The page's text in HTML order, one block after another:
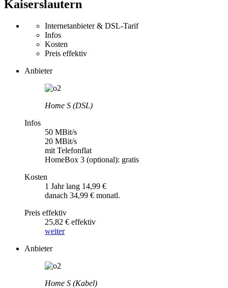
Kaiserslautern
Internetanbieter & DSL-Tarif
Infos
Kosten
Preis effektiv
Anbieter
Home S (DSL)
Infos
50 MBit/s
20 MBit/s
mit Telefonflat
HomeBox 3 (optional): gratis
Kosten
1 Jahr lang 14,99 €
danach 34,99 € monatl.
Preis effektiv
25,82 € effektiv
weiter
Anbieter
Home S (Kabel)